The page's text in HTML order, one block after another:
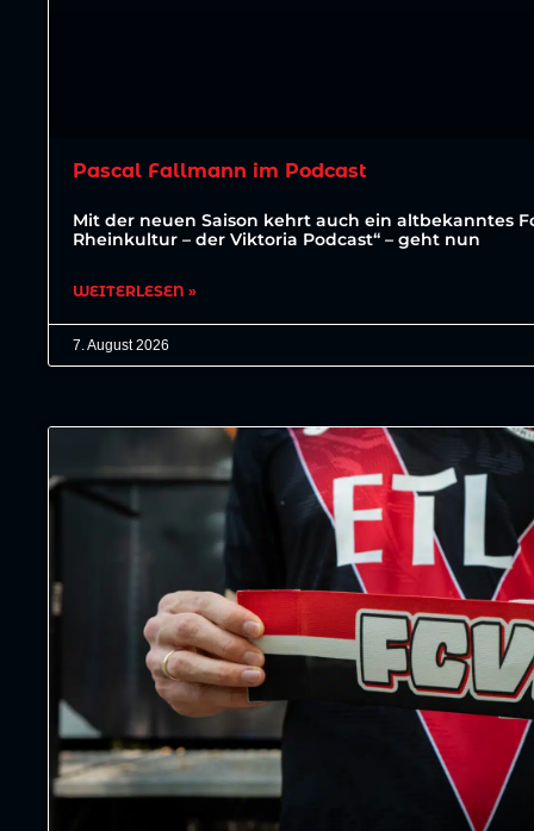
Pascal Fallmann im Podcast
Mit der neuen Saison kehrt auch ein altbekanntes
Rheinkultur – der Viktoria Podcast“ – geht nun
WEITERLESEN »
7. August 2026